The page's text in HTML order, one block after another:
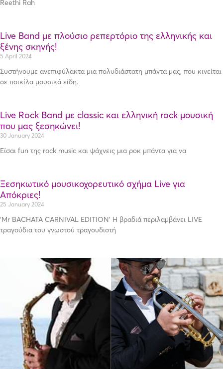
Reethi Rah
Live Band με πλούσιο ρεπερτόριο της ελληνικής και
ξένης σκηνής!
5 April 2024
Συστήνουμε ανεπιφύλακτα μια πολυδιάστατη μπάντα μας, που κινείται
σε ποικίλα μουσικά είδη.
Live Rock Band με classic και ελληνική rock μουσική
που μας ξεσηκώνει!
30 January 2024
Είσαι fun της rock music και ψάχνεις μια ροκ μπάντα για να
Ξεσηκωτικό μουσικοχορευτικό σχήμα Live για
Απόκριες!
25 January 2024
‘Mr BACHATA CARNIVAL EDITION’ Η βραδιά περιλαμβάνει LIVE
τραγούδια του γνωστού τραγουδιστή